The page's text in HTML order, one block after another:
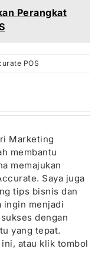
Perangkat
POS
Marketing
membantu
memajukan
Saya juga
tips bisnis dan
ingin menjadi
dengan
yang tepat.
atau klik tombol